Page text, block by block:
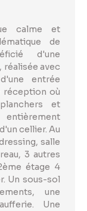
calme et
de
d'une
réalisée avec
entrée
réception où
et
cellier. Au
salle
3 autres
étage 4
Un sous-sol
une
Une